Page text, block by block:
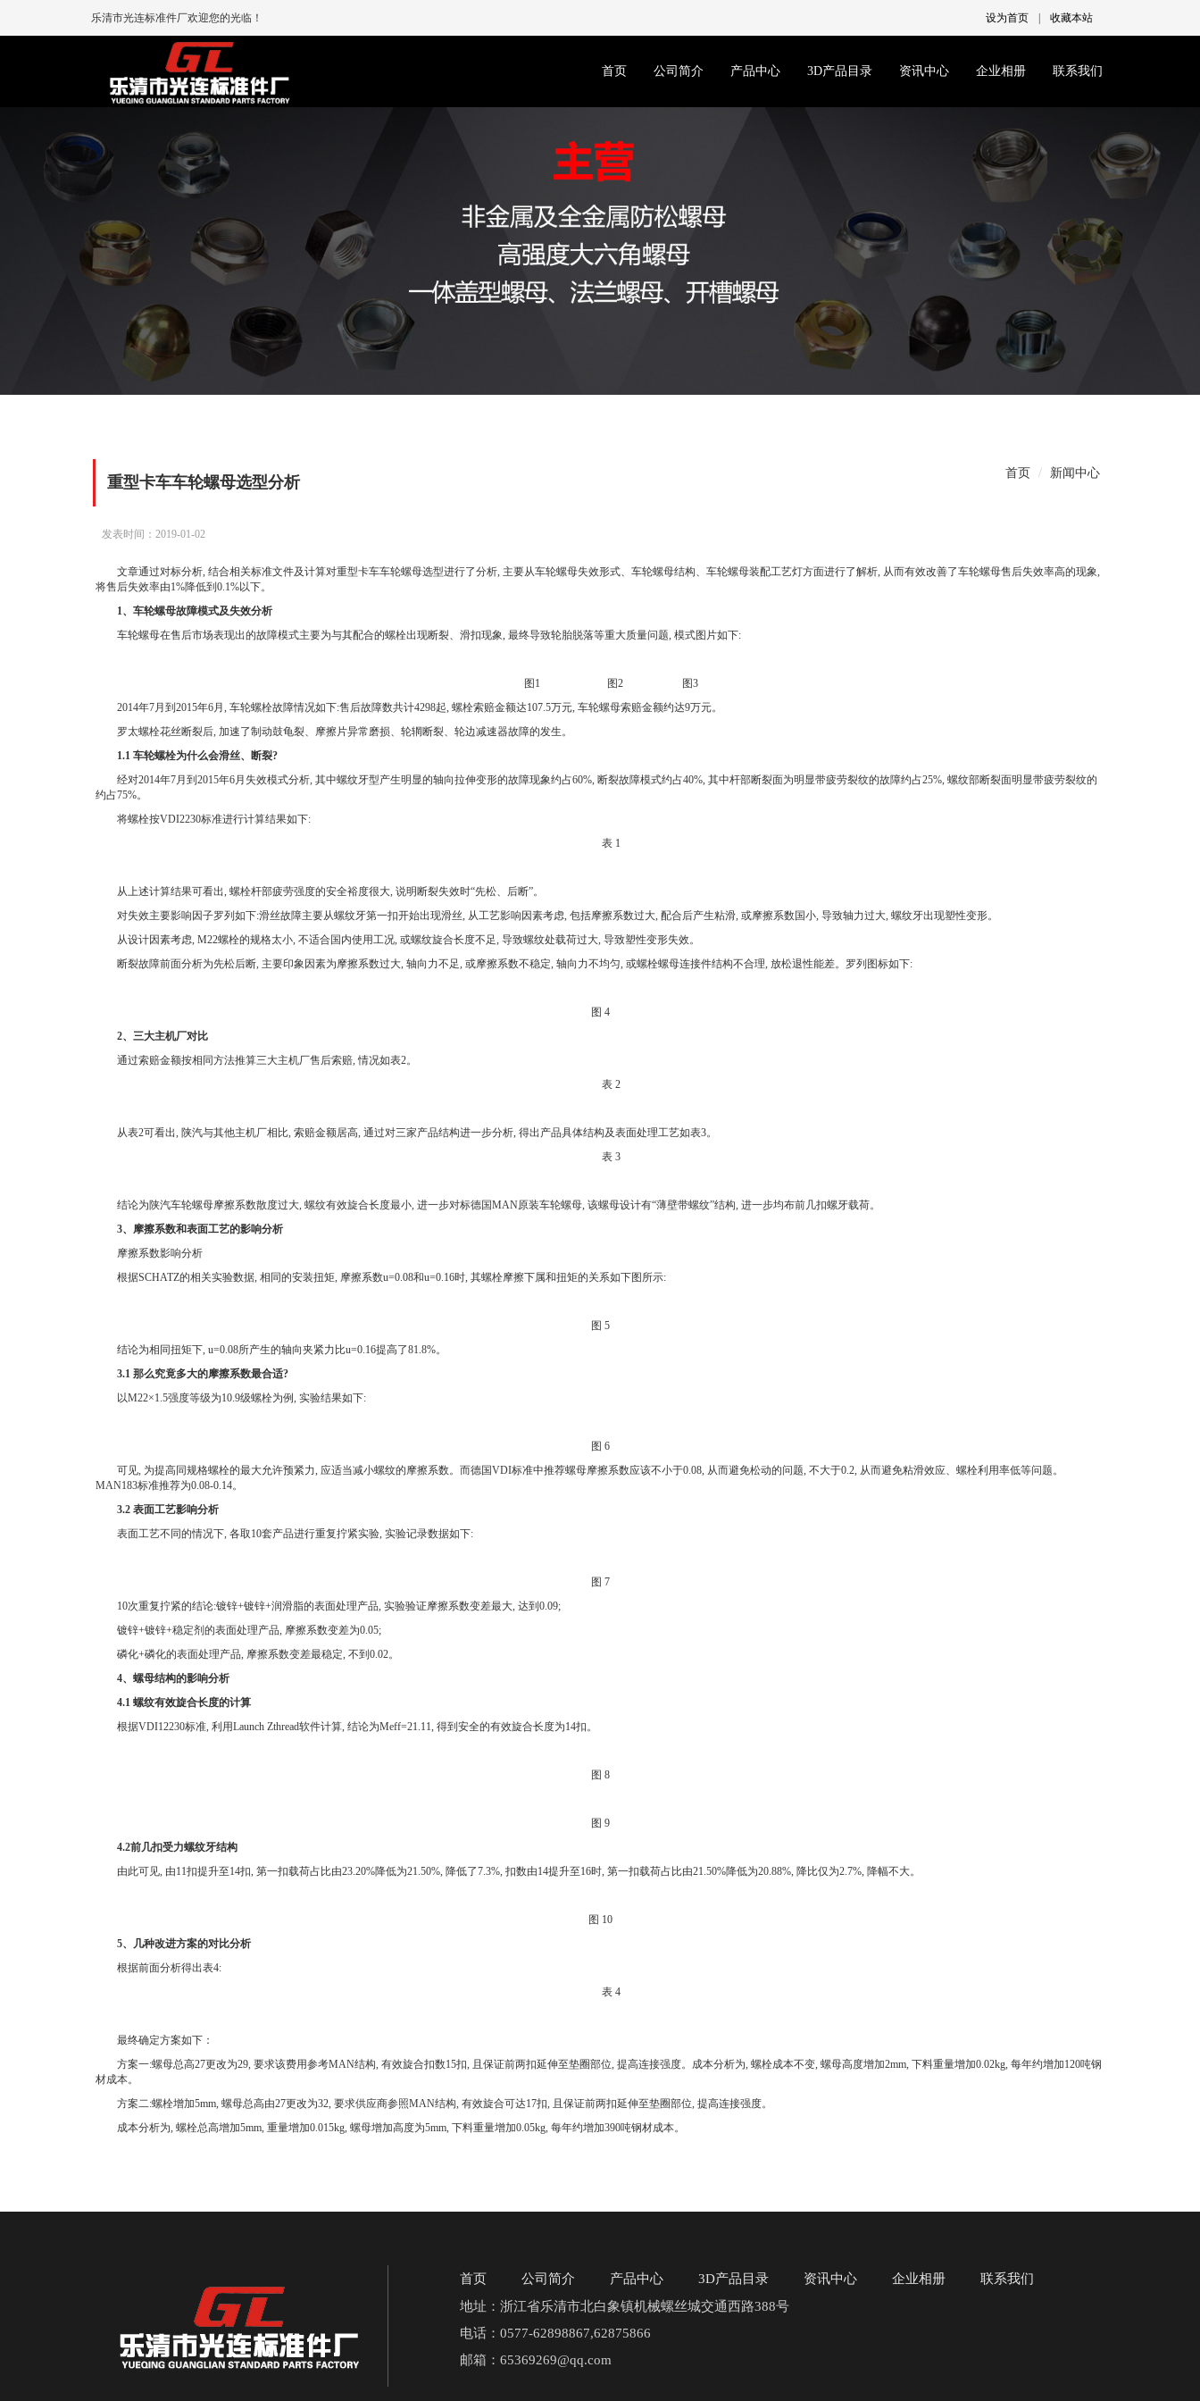
乐清市光连标准件厂欢迎您的光临！ 设为首页 收藏本站
首页 公司简介 产品中心 3D产品目录 资讯中心 企业相册 联系我们
首页 新闻中心
重型卡车车轮螺母选型分析
发表时间：2019-01-02
文章通过对标分析, 结合相关标准文件及计算对重型卡车车轮螺母选型进行了分析, 主要从车轮螺母失效形式、车轮螺母结构、车轮螺母装配工艺灯方面进行了解析, 从而有效改善了车轮螺母售后失效率高的现象,
将售后失效率由1%降低到0.1%以下。
1、车轮螺母故障模式及失效分析
车轮螺母在售后市场表现出的故障模式主要为与其配合的螺栓出现断裂、滑扣现象, 最终导致轮胎脱落等重大质量问题, 模式图片如下:
图1 图2 图3
2014年7月到2015年6月, 车轮螺栓故障情况如下:售后故障数共计4298起, 螺栓索赔金额达107.5万元, 车轮螺母索赔金额约达9万元。
罗太螺栓花丝断裂后, 加速了制动鼓龟裂、摩擦片异常磨损、轮辋断裂、轮边减速器故障的发生。
1.1 车轮螺栓为什么会滑丝、断裂?
经对2014年7月到2015年6月失效模式分析, 其中螺纹牙型产生明显的轴向拉伸变形的故障现象约占60%, 断裂故障模式约占40%, 其中杆部断裂面为明显带疲劳裂纹的故障约占25%, 螺纹部断裂面明显带疲劳裂纹的
约占75%。
将螺栓按VDI2230标准进行计算结果如下:
表 1
从上述计算结果可看出, 螺栓杆部疲劳强度的安全裕度很大, 说明断裂失效时“先松、后断”。
对失效主要影响因子罗列如下:滑丝故障主要从螺纹牙第一扣开始出现滑丝, 从工艺影响因素考虑, 包括摩擦系数过大, 配合后产生粘滑, 或摩擦系数国小, 导致轴力过大, 螺纹牙出现塑性变形。
从设计因素考虑, M22螺栓的规格太小, 不适合国内使用工况, 或螺纹旋合长度不足, 导致螺纹处载荷过大, 导致塑性变形失效。
断裂故障前面分析为先松后断, 主要印象因素为摩擦系数过大, 轴向力不足, 或摩擦系数不稳定, 轴向力不均匀, 或螺栓螺母连接件结构不合理, 放松退性能差。罗列图标如下:
图 4
2、三大主机厂对比
通过索赔金额按相同方法推算三大主机厂售后索赔, 情况如表2。
表 2
从表2可看出, 陕汽与其他主机厂相比, 索赔金额居高, 通过对三家产品结构进一步分析, 得出产品具体结构及表面处理工艺如表3。
表 3
结论为陕汽车轮螺母摩擦系数散度过大, 螺纹有效旋合长度最小, 进一步对标德国MAN原装车轮螺母, 该螺母设计有“薄壁带螺纹”结构, 进一步均布前几扣螺牙载荷。
3、摩擦系数和表面工艺的影响分析
摩擦系数影响分析
根据SCHATZ的相关实验数据, 相同的安装扭矩, 摩擦系数u=0.08和u=0.16时, 其螺栓摩擦下属和扭矩的关系如下图所示:
图 5
结论为相同扭矩下, u=0.08所产生的轴向夹紧力比u=0.16提高了81.8%。
3.1 那么究竟多大的摩擦系数最合适?
以M22×1.5强度等级为10.9级螺栓为例, 实验结果如下:
图 6
可见, 为提高同规格螺栓的最大允许预紧力, 应适当减小螺纹的摩擦系数。而德国VDI标准中推荐螺母摩擦系数应该不小于0.08, 从而避免松动的问题, 不大于0.2, 从而避免粘滑效应、螺栓利用率低等问题。
MAN183标准推荐为0.08-0.14。
3.2 表面工艺影响分析
表面工艺不同的情况下, 各取10套产品进行重复拧紧实验, 实验记录数据如下:
图 7
10次重复拧紧的结论:镀锌+镀锌+润滑脂的表面处理产品, 实验验证摩擦系数变差最大, 达到0.09;
镀锌+镀锌+稳定剂的表面处理产品, 摩擦系数变差为0.05;
磷化+磷化的表面处理产品, 摩擦系数变差最稳定, 不到0.02。
4、螺母结构的影响分析
4.1 螺纹有效旋合长度的计算
根据VDI12230标准, 利用Launch Zthread软件计算, 结论为Meff=21.11, 得到安全的有效旋合长度为14扣。
图 8
图 9
4.2前几扣受力螺纹牙结构
由此可见, 由11扣提升至14扣, 第一扣载荷占比由23.20%降低为21.50%, 降低了7.3%, 扣数由14提升至16时, 第一扣载荷占比由21.50%降低为20.88%, 降比仅为2.7%, 降幅不大。
图 10
5、几种改进方案的对比分析
根据前面分析得出表4:
表 4
最终确定方案如下：
方案一:螺母总高27更改为29, 要求该费用参考MAN结构, 有效旋合扣数15扣, 且保证前两扣延伸至垫圈部位, 提高连接强度。成本分析为, 螺栓成本不变, 螺母高度增加2mm, 下料重量增加0.02kg, 每年约增加120吨钢
材成本。
方案二:螺栓增加5mm, 螺母总高由27更改为32, 要求供应商参照MAN结构, 有效旋合可达17扣, 且保证前两扣延伸至垫圈部位, 提高连接强度。
成本分析为, 螺栓总高增加5mm, 重量增加0.015kg, 螺母增加高度为5mm, 下料重量增加0.05kg, 每年约增加390吨钢材成本。
首页 公司简介 产品中心 3D产品目录 资讯中心 企业相册
联系我们
地址：浙江省乐清市北白象镇机械螺丝城交通西路388号
电话：0577-62898867,62875866
邮箱：65369269@qq.com